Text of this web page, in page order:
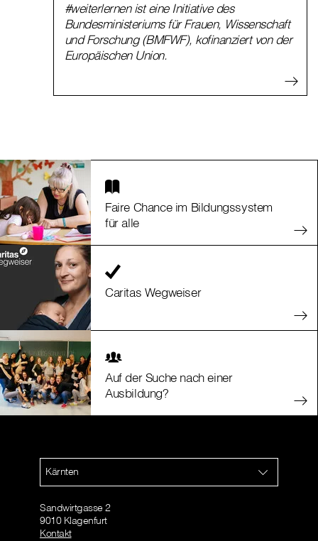
#weiterlernen ist eine Initiative des
Bundesministeriums für Frauen, Wissenschaft
und Forschung (BMFWF), kofinanziert von der
Europäischen Union.
Faire Chance im Bildungssystem
für alle
Caritas Wegweiser
Auf der Suche nach einer
Ausbildung?
Kärnten
Sandwirtgasse 2
9010 Klagenfurt
Kontakt